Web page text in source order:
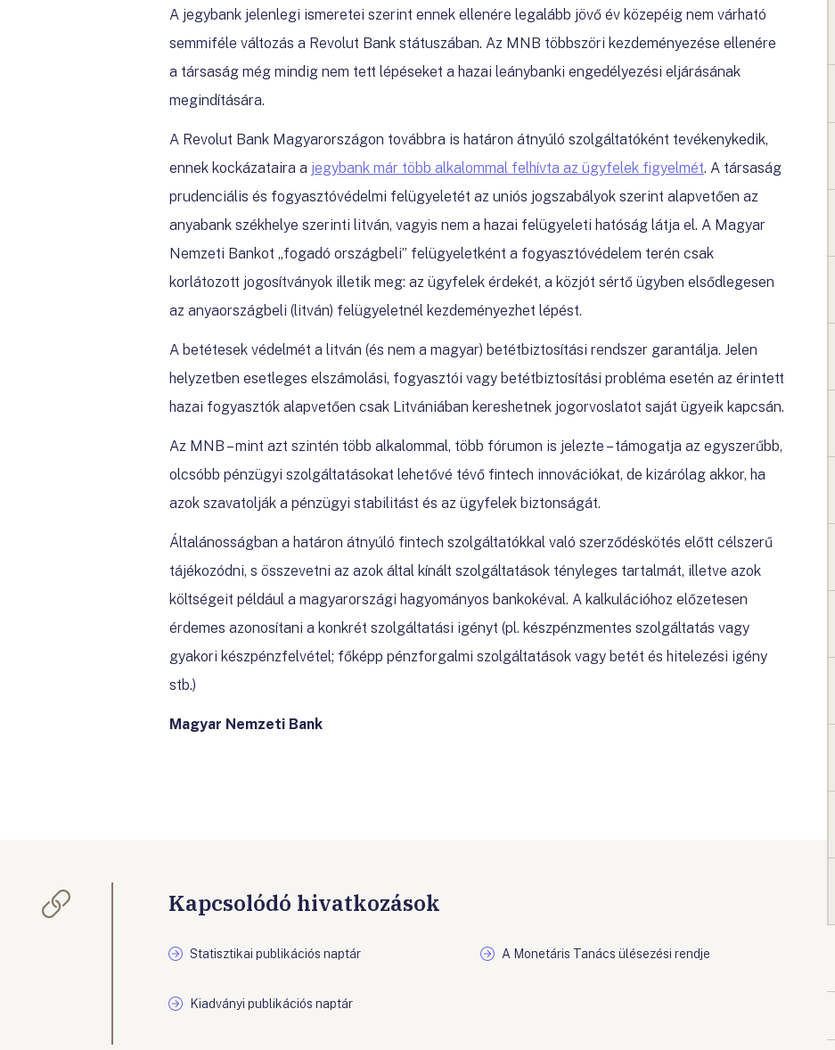
A jegybank jelenlegi ismeretei szerint ennek ellenére legalább jövő év közepéig nem várható
semmiféle változás a Revolut Bank státuszában. Az MNB többszöri kezdeményezése ellenére
a társaság még mindig nem tett lépéseket a hazai leánybanki engedélyezési eljárásának
megindítására.
A Revolut Bank Magyarországon továbbra is határon átnyúló szolgáltatóként tevékenykedik,
ennek kockázataira a jegybank már több alkalommal felhívta az ügyfelek figyelmét. A társaság
prudenciális és fogyasztóvédelmi felügyeletét az uniós jogszabályok szerint alapvetően az
anyabank székhelye szerinti litván, vagyis nem a hazai felügyeleti hatóság látja el. A Magyar
Nemzeti Bankot „fogadó országbeli” felügyeletként a fogyasztóvédelem terén csak
korlátozott jogosítványok illetik meg: az ügyfelek érdekét, a közjót sértő ügyben elsődlegesen
az anyaországbeli (litván) felügyeletnél kezdeményezhet lépést.
A betétesek védelmét a litván (és nem a magyar) betétbiztosítási rendszer garantálja. Jelen
helyzetben esetleges elszámolási, fogyasztói vagy betétbiztosítási probléma esetén az érintett
hazai fogyasztók alapvetően csak Litvániában kereshetnek jogorvoslatot saját ügyeik kapcsán.
Az MNB – mint azt szintén több alkalommal, több fórumon is jelezte – támogatja az egyszerűbb,
olcsóbb pénzügyi szolgáltatásokat lehetővé tévő fintech innovációkat, de kizárólag akkor, ha
azok szavatolják a pénzügyi stabilitást és az ügyfelek biztonságát.
Általánosságban a határon átnyúló fintech szolgáltatókkal való szerződéskötés előtt célszerű
tájékozódni, s összevetni az azok által kínált szolgáltatások tényleges tartalmát, illetve azok
költségeit például a magyarországi hagyományos bankokéval. A kalkulációhoz előzetesen
érdemes azonosítani a konkrét szolgáltatási igényt (pl. készpénzmentes szolgáltatás vagy
gyakori készpénzfelvétel; főképp pénzforgalmi szolgáltatások vagy betét és hitelezési igény
stb.)
Magyar Nemzeti Bank
Kapcsolódó hivatkozások
Statisztikai publikációs naptár A Monetáris Tanács ülésezési rendje
Kiadványi publikációs naptár